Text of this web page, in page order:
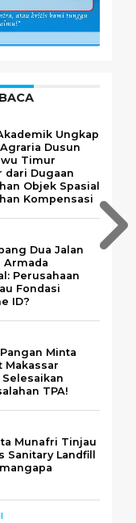
Ungkap
Dusun
Timur
dari Dugaan
Objek Spasial
Kompensasi
Dua Jalan
Armada
Perusahaan
Fondasi
ID?
Minta
Makassar
Selesaikan
TPA!
Munafri Tinjau
Sanitary Landfill